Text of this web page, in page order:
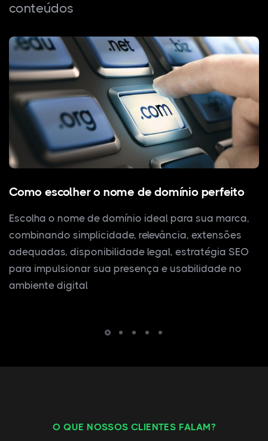
conteúdos
Como escolher o nome de domínio perfeito
Escolha o nome de domínio ideal para sua marca,
combinando simplicidade, relevância, extensões
adequadas, disponibilidade legal, estratégia SEO
para impulsionar sua presença e usabilidade no
ambiente digital
O QUE NOSSOS CLIENTES FALAM?